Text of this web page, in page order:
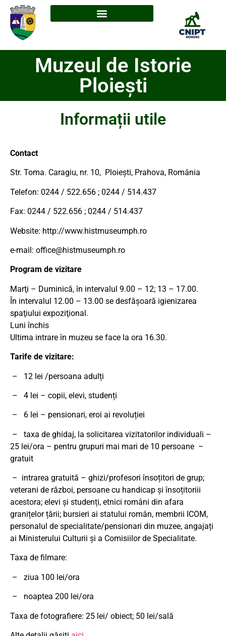
Muzeul de Istorie
Ploiești
Informații utile
Contact
Str. Toma. Caragiu, nr. 10, Ploiești, Prahova, România
Telefon: 0244 / 522.656 ; 0244 / 514.437
Fax: 0244 / 522.656 ; 0244 / 514.437
Website: http://www.histmuseumph.ro
e-mail: office@histmuseumph.ro
Program de vizitare
Marţi – Duminică, în intervalul 9.00 – 12; 13 – 17.00.
În intervalul 12.00 – 13.00 se desfăşoară igienizarea
spaţiului expoziţional.
Luni închis
Ultima intrare în muzeu se face la ora 16.30.
Tarife de vizitare:
– 12 lei /persoana adulți
– 4 lei – copii, elevi, studenți
– 6 lei – pensionari, eroi ai revoluției
– taxa de ghidaj, la solicitarea vizitatorilor individuali –
25 lei/ora – pentru grupuri mai mari de 10 persoane –
gratuit
– intrarea gratuită – ghizi/profesori însoțitori de grup;
veterani de război, persoane cu handicap și însoțitoriii
acestora; elevi și studenți, etnici români din afara
granițelor țării; bursieri ai statului român, membrii ICOM,
personalul de specialitate/pensionari din muzee, angajați
ai Ministerului Culturii și a Comisiilor de Specialitate.
Taxa de filmare:
– ziua 100 lei/ora
– noaptea 200 lei/ora
Taxa de fotografiere: 25 lei/ obiect; 50 lei/sală